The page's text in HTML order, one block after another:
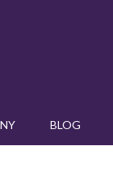
BLOG